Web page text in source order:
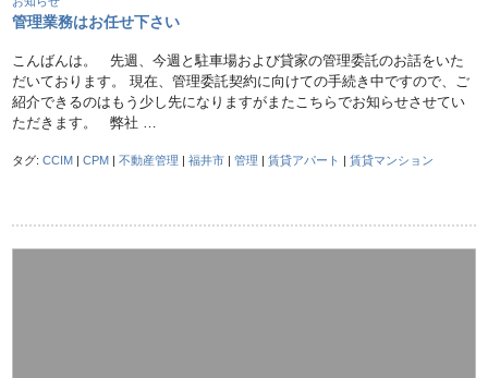
管理業務はお任せ下さい
こんばんは。 先週、今週と駐車場および貸家の管理委託のお話をいた
だいております。 現在、管理委託契約に向けての手続き中ですので、ご
紹介できるのはもう少し先になりますがまたこちらでお知らせさせてい
ただきます。 弊社 …
タグ:CCIM |CPM |不動産管理 |福井市 |管理 |賃貸アパート |賃貸マンション